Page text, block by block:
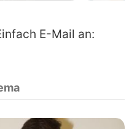
E-Mail an: